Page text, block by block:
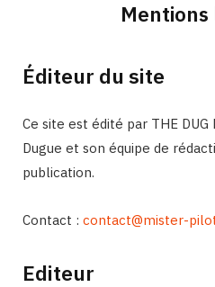
Mentions
Éditeur du site
Ce site est édité par THE
Dugue et son équipe de
publication.
Contact : contact@mister-
Editeur